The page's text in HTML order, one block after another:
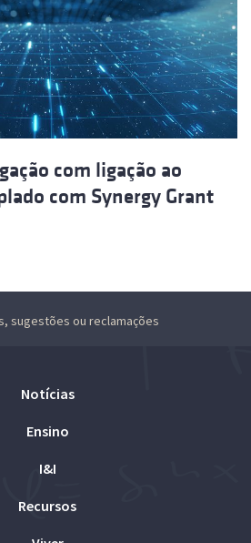
com ligação ao
com Synergy Grant
sugestões ou reclamações
Notícias
Ensino
I&I
Recursos